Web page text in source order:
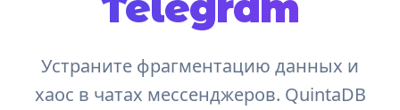
Устраните фрагментацию данных и
хаос в чатах мессенджеров. QuintaDB